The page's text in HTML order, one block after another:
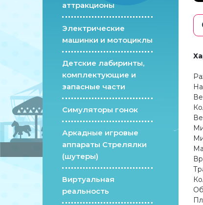
аттракционы
Электрические
машинки и мотоциклы
Детские лабиринты,
комплектующие и
запасные части
Симуляторы гонок
Аркадные игровые
аппараты Стрелялки
(шутеры)
Виртуальная
реальность